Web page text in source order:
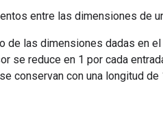
entre las dimensiones de
de las dimensiones dadas en
se reduce en 1 por cada
conservan con una longitud de